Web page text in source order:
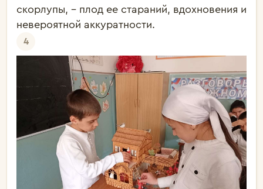
скорлупы, - плод ее стараний, вдохновения и
невероятной аккуратности.
4